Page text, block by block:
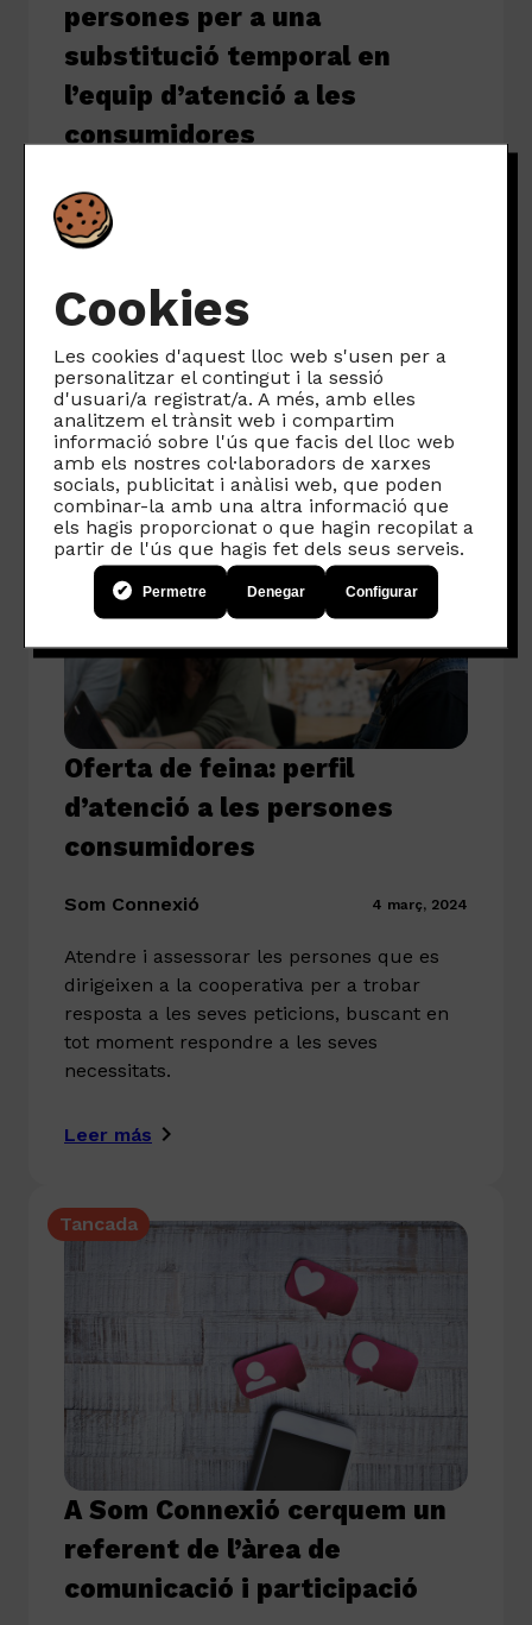
Cookies
Les cookies d'aquest lloc web s'usen per a
personalitzar el contingut i la sessió
d'usuari/a registrat/a. A més, amb elles
analitzem el trànsit web i compartim
informació sobre l'ús que facis del lloc web
amb els nostres col·laboradors de xarxes
socials, publicitat i anàlisi web, que poden
combinar-la amb una altra informació que
els hagis proporcionat o que hagin recopilat a
partir de l'ús que hagis fet dels seus serveis.
Permetre Denegar Configurar
persones per a una
substitució temporal en
l’equip d’atenció a les
consumidores
Som Connexió
Oferta de treball: perfil d’atenció a les
coneixements dels processos de provisió
dels serveis de telecomunicacions
Leer más
Tancada
Oferta de feina: perfil
d’atenció a les persones
consumidores
Som Connexió 4 març, 2024
Atendre i assessorar les persones que es
dirigeixen a la cooperativa per a trobar
resposta a les seves peticions, buscant en
tot moment respondre a les seves
necessitats.
Leer más
Tancada
A Som Connexió cerquem un
referent de l’àrea de
comunicació i participació